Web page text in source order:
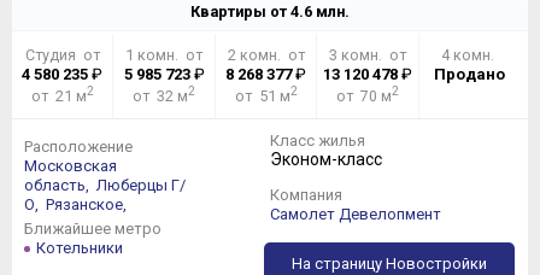
Квартиры от 4.6 млн.
Студия от
4 580 235 ₽
от 21 м2
1 комн. от
5 985 723₽
от 32 м2
2 комн. от
8 268 377₽
от 51 м2
3 комн. от
13 120 478 ₽
от 70 м2
4 комн.
Продано
Расположение
Московская
область,
Люберцы Г/
О,
Рязанское,
Ближайшее метро
Котельники
Класс жилья
Эконом-класс
Компания
Самолет Девелопмент
На страницу Новостройки